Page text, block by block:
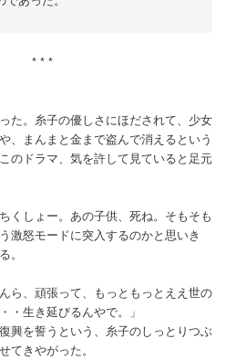
* * *
た。糸子の優しさにほだされて、少女
、まんまと金まで盗んで消えるという
のドラマ、気を許して見ていると足元
くしょー。あの子供、死ね。そもそも
激怒モードに突入するのかと思いき
。
ら、頑張って、もっともっとええ世の
・生き延びるんやで。」
興を誓うという、糸子のしっとりつぶ
てきやがった。